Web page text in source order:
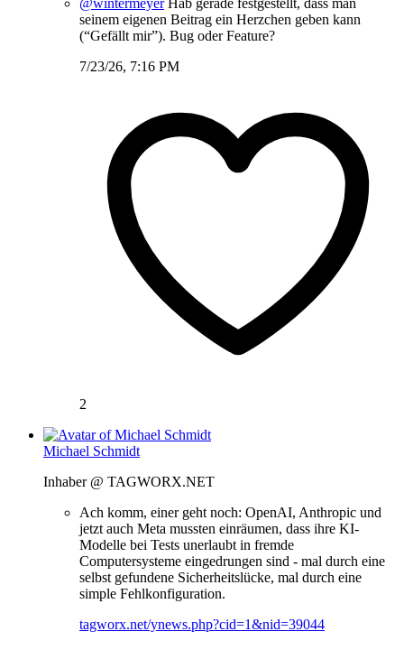
seinem eigenen Beitrag ein Herzchen geben kann
(“Gefällt mir”). Bug oder Feature?
7/23/26, 7:16 PM
2
Michael Schmidt
Inhaber @ TAGWORX.NET
Ach komm, einer geht noch: OpenAI, Anthropic und
jetzt auch Meta mussten einräumen, dass ihre KI-
Modelle bei Tests unerlaubt in fremde
Computersysteme eingedrungen sind - mal durch eine
selbst gefundene Sicherheitslücke, mal durch eine
simple Fehlkonfiguration.
tagworx.net/ynews.php?cid=1&nid=39044